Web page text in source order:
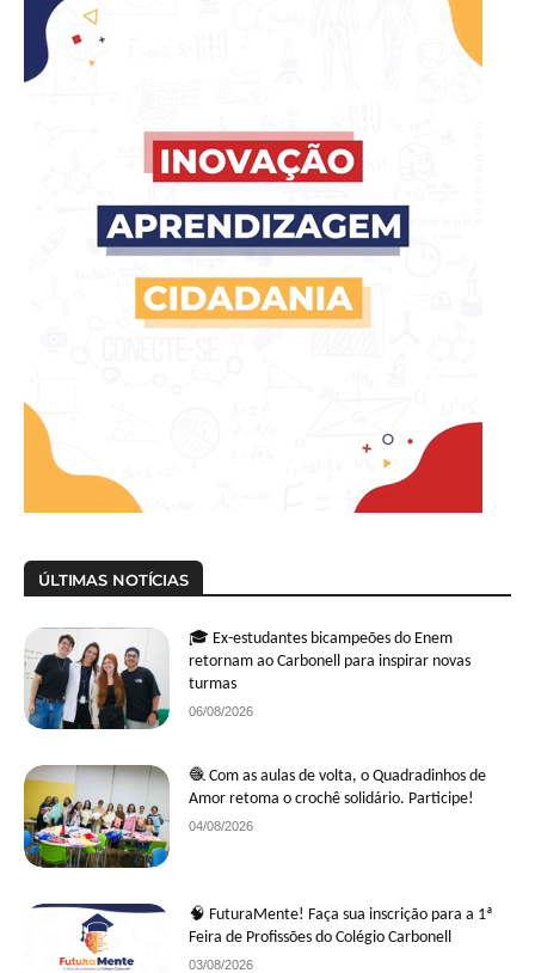
ÚLTIMAS NOTÍCIAS
🎓 Ex-estudantes bicampeões do Enem
retornam ao Carbonell para inspirar novas
turmas
06/08/2026
🧶 Com as aulas de volta, o Quadradinhos de
Amor retoma o crochê solidário. Participe!
04/08/2026
🧠 FuturaMente! Faça sua inscrição para a 1ª
Feira de Profissões do Colégio Carbonell
03/08/2026